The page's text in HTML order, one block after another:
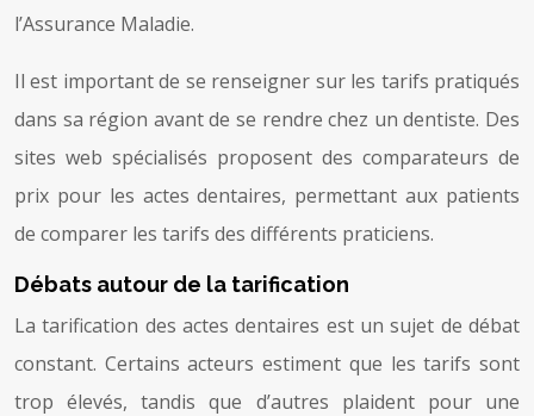
l’Assurance Maladie.
Il est important de se renseigner sur les tarifs pratiqués
dans sa région avant de se rendre chez un dentiste. Des
sites web spécialisés proposent des comparateurs de
prix pour les actes dentaires, permettant aux patients
de comparer les tarifs des différents praticiens.
Débats autour de la tarification
La tarification des actes dentaires est un sujet de débat
constant. Certains acteurs estiment que les tarifs sont
trop élevés, tandis que d’autres plaident pour une